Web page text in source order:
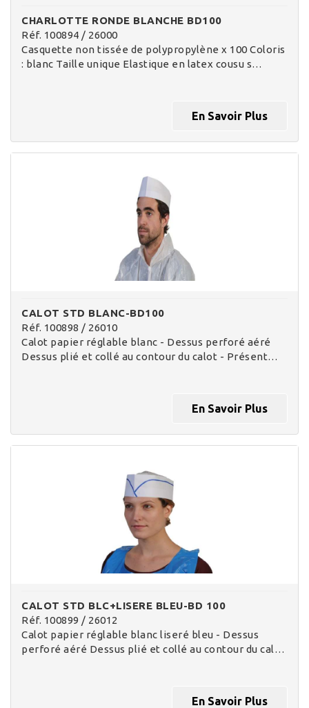
CHARLOTTE RONDE BLANCHE BD100
Réf. 100894 / 26000
Casquette non tissée de polypropylène x 100 Coloris
: blanc Taille unique Elastique en latex cousu s…
En Savoir Plus
CALOT STD BLANC-BD100
Réf. 100898 / 26010
Calot papier réglable blanc - Dessus perforé aéré
Dessus plié et collé au contour du calot - Présent…
En Savoir Plus
CALOT STD BLC+LISERE BLEU-BD 100
Réf. 100899 / 26012
Calot papier réglable blanc liseré bleu - Dessus
perforé aéré Dessus plié et collé au contour du cal…
En Savoir Plus